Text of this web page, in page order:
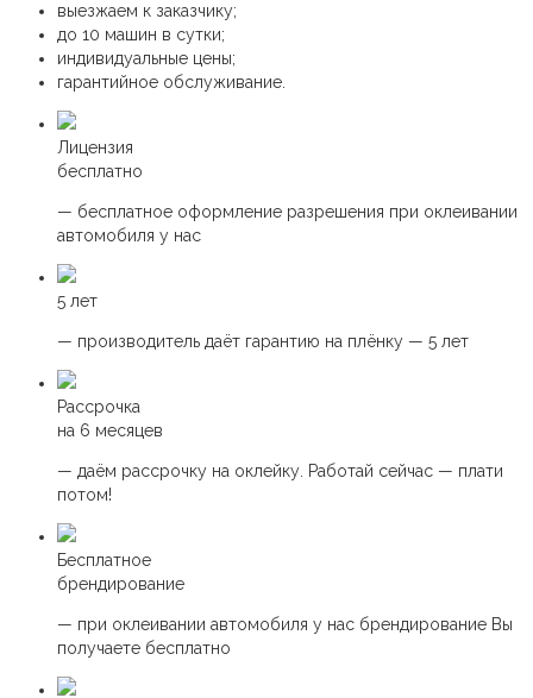
выезжаем к заказчику;
до 10 машин в сутки;
индивидуальные цены;
гарантийное обслуживание.
Лицензия
бесплатно
— бесплатное оформление разрешения при оклеивании
автомобиля у нас
5 лет
— производитель даёт гарантию на плёнку — 5 лет
Рассрочка
на 6 месяцев
— даём рассрочку на оклейку. Работай сейчас — плати
потом!
Бесплатное
брендирование
— при оклеивании автомобиля у нас брендирование Вы
получаете бесплатно